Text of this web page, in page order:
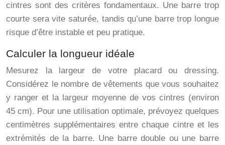
cintres sont des critères fondamentaux. Une barre trop
courte sera vite saturée, tandis qu’une barre trop longue
risque d’être instable et peu pratique.
Calculer la longueur idéale
Mesurez la largeur de votre placard ou dressing.
Considérez le nombre de vêtements que vous souhaitez
y ranger et la largeur moyenne de vos cintres (environ
45 cm). Pour une utilisation optimale, prévoyez quelques
centimètres supplémentaires entre chaque cintre et les
extrémités de la barre. Une barre double ou une barre